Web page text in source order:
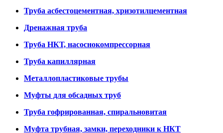
Труба асбестоцементная, хризотилцементная
Дренажная труба
Труба НКТ, насоснокомпрессорная
Труба капиллярная
Металлопластиковые трубы
Муфты для обсадных труб
Труба гофрированная, спиральновитая
Муфта трубная, замки, переходники к НКТ